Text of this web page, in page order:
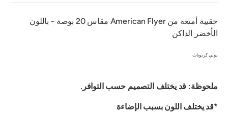
حقيبة أمتعة من American Flyer مقاس 20 بوصة - باللون
الأخضر الداكن
بولي كربونات
ملحوظة: قد يختلف التصميم حسب التوافر.
*قد يختلف اللون بسبب الإضاءة